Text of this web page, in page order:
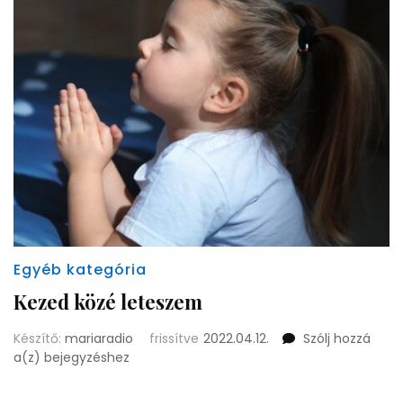
Egyéb kategória
Kezed közé leteszem
Készítő: mariaradio frissítve 2022.04.12.
Szólj hozzá
a(z) Kezed
bejegyzéshez